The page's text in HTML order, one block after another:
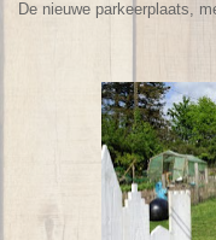
De nieuwe parkeerplaats,